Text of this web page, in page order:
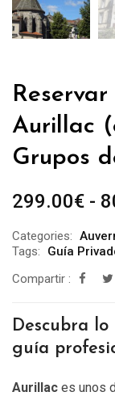
Aurillac
Grupos
299.00€ -
Categories:
Tags:
Guía
Compartir :
Descubra
guía
Aurillac es unos